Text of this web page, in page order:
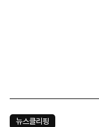
뉴스클리핑